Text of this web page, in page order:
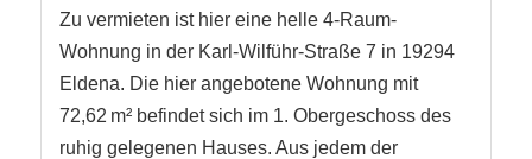
Zu vermieten ist hier eine helle 4-Raum-
Wohnung in der Karl-Wilführ-Straße 7 in 19294
Eldena. Die hier angebotene Wohnung mit
72,62 m² befindet sich im 1. Obergeschoss des
ruhig gelegenen Hauses. Aus jedem der